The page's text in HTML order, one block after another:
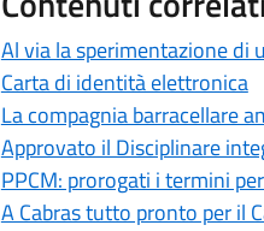
Al via la sperimentazione di
Carta di identità elettronica
La compagnia barracellare
Approvato il Disciplinare
PPCM: prorogati i termini
A Cabras tutto pronto per il